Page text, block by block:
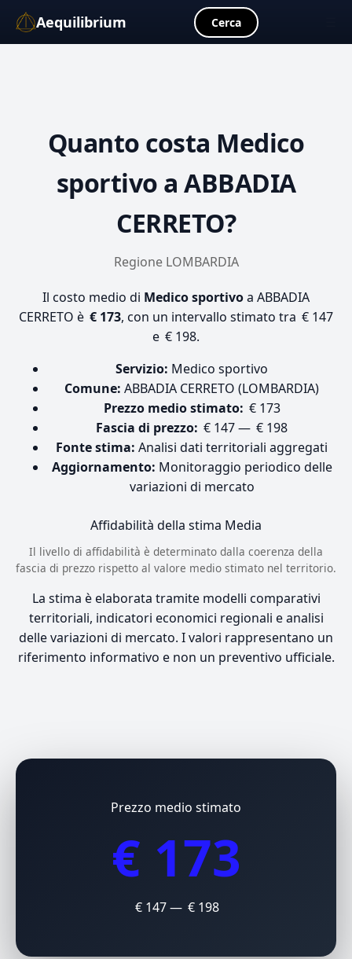
Aequilibrium Cerca
Quanto costa Medico
sportivo a ABBADIA
CERRETO?
Regione LOMBARDIA
Il costo medio di Medico sportivoa ABBADIA
CERRETO è € 173, con un intervallo stimato tra € 147
e € 198.
Servizio: Medico sportivo
Comune: ABBADIA CERRETO (LOMBARDIA)
Prezzo medio stimato: € 173
Fascia di prezzo: € 147 — € 198
Fonte stima: Analisi dati territoriali aggregati
Aggiornamento: Monitoraggio periodico delle
variazioni di mercato
Affidabilità della stima Media
Il livello di affidabilità è determinato dalla coerenza della
fascia di prezzo rispetto al valore medio stimato nel territorio.
La stima è elaborata tramite modelli comparativi
territoriali, indicatori economici regionali e analisi
delle variazioni di mercato. I valori rappresentano un
riferimento informativo e non un preventivo ufficiale.
Prezzo medio stimato
€ 173
€ 147 — € 198